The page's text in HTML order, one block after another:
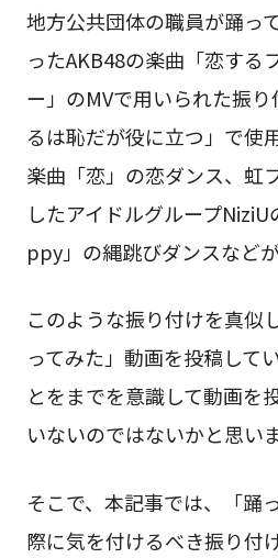
地方公共団体の職員が踊っ
ったAKB48の楽曲「恋する
ー」のMVで用いられた振
るは恥だが役に立つ」で使
楽曲「恋」の恋ダンス、虹
したアイドルグループ
ppy」の縄跳びダンスなどが
このような振り付けを真似
ってみた」動画を投稿して
とをまでを意識して動画を
いないのではないかと思いま
そこで、本記事では、「踊
際に気を付けるべき振り付